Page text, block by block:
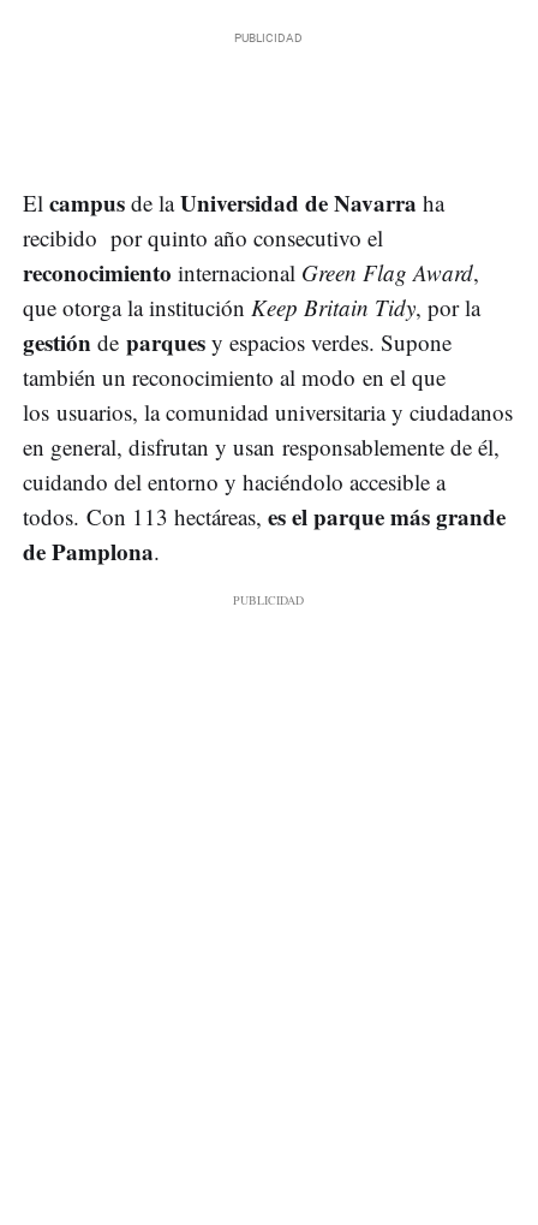
El campus de laUniversidad de Navarra ha
recibido por quinto año consecutivo el
reconocimiento internacional Green Flag Award,
que otorga la institución Keep Britain Tidy, por la
gestión de parques y espacios verdes. Supone
también un reconocimiento al modo en el que
los usuarios, la comunidad universitaria y ciudadanos
en general, disfrutan y usan responsablemente de él,
cuidando del entorno y haciéndolo accesible a
todos. Con 113 hectáreas, es el parque más grande
de Pamplona.